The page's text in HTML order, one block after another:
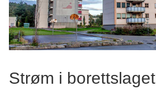
Strøm i borettslaget